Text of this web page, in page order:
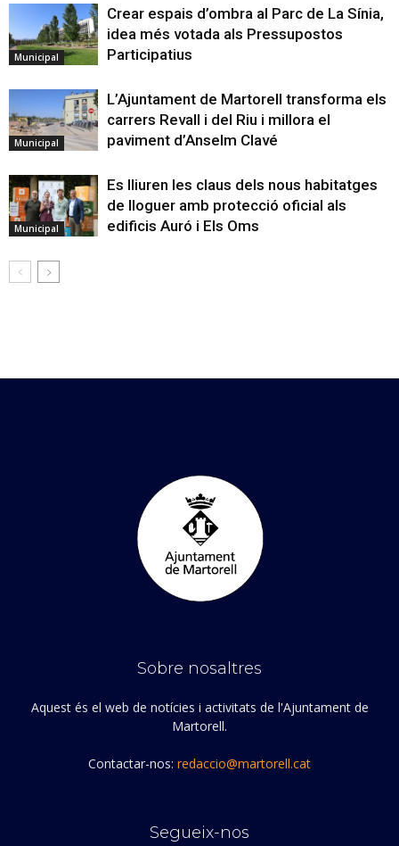
Municipal
Crear espais d’ombra al Parc de La Sínia,
idea més votada als Pressupostos
Participatius
Municipal
L’Ajuntament de Martorell transforma els
carrers Revall i del Riu i millora el
paviment d’Anselm Clavé
Municipal
Es lliuren les claus dels nous habitatges
de lloguer amb protecció oficial als
edificis Auró i Els Oms
Sobre nosaltres
Aquest és el web de notícies i activitats de l'Ajuntament de
Martorell.
Contactar-nos: redaccio@martorell.cat
Segueix-nos